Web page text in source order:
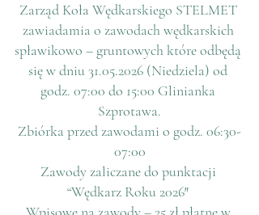
Zarząd Koła Wędkarskiego STELMET
zawiadamia o zawodach wędkarskich
spławikowo – gruntowych które odbędą
się w dniu 31.05.2026 (Niedziela) od
godz. 07:00 do 15:00 Glinianka
Szprotawa.
Zbiórka przed zawodami o godz. 06:30-
07:00
Zawody zaliczane do punktacji
“Wędkarz Roku 2026″